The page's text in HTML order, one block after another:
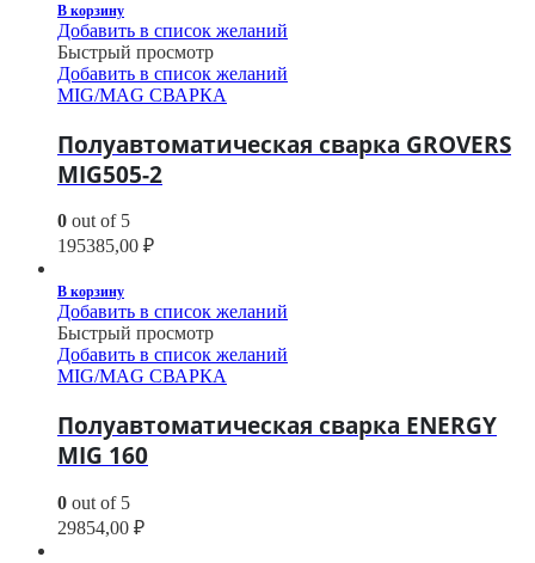
В корзину
Добавить в список желаний
Быстрый просмотр
Добавить в список желаний
MIG/MAG СВАРКА
Полуавтоматическая сварка GROVERS
MIG505-2
0 out of 5
195385,00 ₽
В корзину
Добавить в список желаний
Быстрый просмотр
Добавить в список желаний
MIG/MAG СВАРКА
Полуавтоматическая сварка ENERGY
MIG 160
0 out of 5
29854,00 ₽